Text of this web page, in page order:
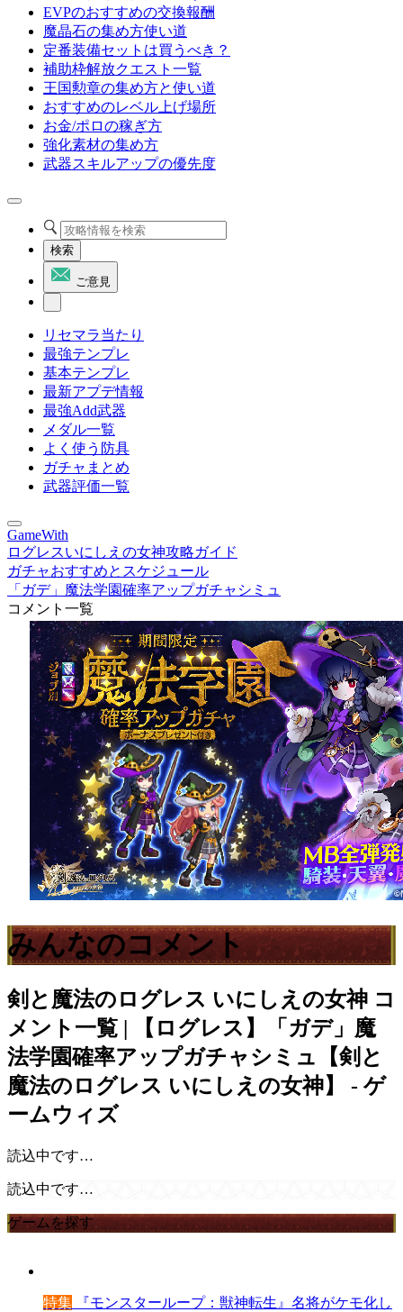
EVPのおすすめの交換報酬
魔晶石の集め方使い道
定番装備セットは買うべき？
補助枠解放クエスト一覧
王国勲章の集め方と使い道
おすすめのレベル上げ場所
お金/ポロの稼ぎ方
強化素材の集め方
武器スキルアップの優先度
検索
ご意見
リセマラ当たり
最強テンプレ
基本テンプレ
最新アプデ情報
最強Add武器
メダル一覧
よく使う防具
ガチャまとめ
武器評価一覧
GameWith
ログレスいにしえの女神攻略ガイド
ガチャおすすめとスケジュール
「ガデ」魔法学園確率アップガチャシミュ
コメント一覧
みんなのコメント
剣と魔法のログレス いにしえの女神 コ
メント一覧 | 【ログレス】「ガデ」魔
法学園確率アップガチャシミュ【剣と
魔法のログレス いにしえの女神】 - ゲ
ームウィズ
読込中です…
読込中です…
ゲームを探す
特集 『モンスターループ：獣神転生』名将がケモ化し